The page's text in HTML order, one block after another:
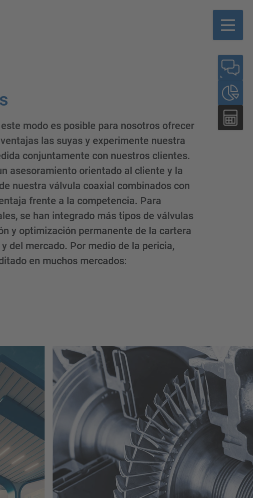
modo es posible para nosotros ofrecer
las suyas y experimente nuestra
conjuntamente con nuestros clientes.
asesoramiento orientado al cliente y la
nuestra válvula coaxial combinados con
frente a la competencia. Para
se han integrado más tipos de válvulas
y optimización permanente de la cartera
del mercado. Por medio de la pericia,
en muchos mercados: